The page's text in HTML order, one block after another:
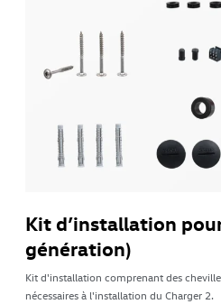
Kit d’installation
génération)
Kit d'installation comprenant des
nécessaires à l'installation du Charger 2.